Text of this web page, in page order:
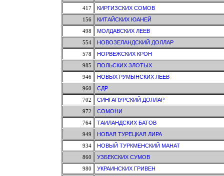
417
КИРГИЗСКИХ СОМОВ
156
КИТАЙСКИХ ЮАНЕЙ
498
МОЛДАВСКИХ ЛЕЕВ
554
НОВОЗЕЛАНДСКИЙ ДОЛЛАР
578
НОРВЕЖСКИХ КРОН
985
ПОЛЬСКИХ ЗЛОТЫХ
946
НОВЫХ РУМЫНСКИХ ЛЕЕВ
960
СДР
702
СИНГАПУРСКИЙ ДОЛЛАР
972
СОМОНИ
764
ТАИЛАНДСКИХ БАТОВ
949
НОВАЯ ТУРЕЦКАЯ ЛИРА
934
НОВЫЙ ТУРКМЕНСКИЙ МАНАТ
860
УЗБЕКСКИХ СУМОВ
980
УКРАИНСКИХ ГРИВЕН